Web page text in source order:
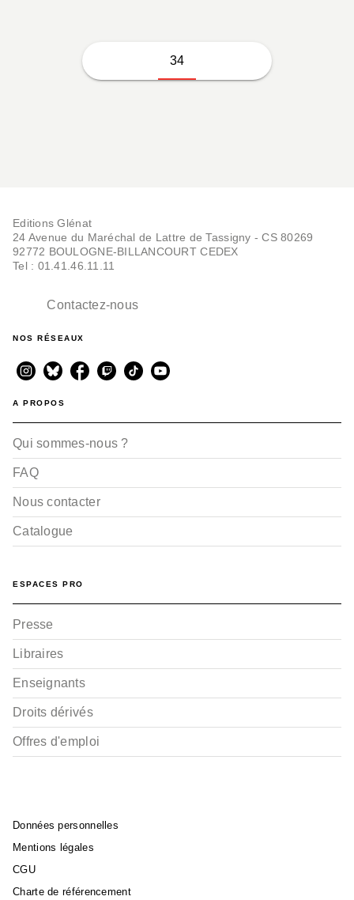
34
Editions Glénat
24 Avenue du Maréchal de Lattre de Tassigny - CS 80269
92772 BOULOGNE-BILLANCOURT CEDEX
Tel : 01.41.46.11.11
Contactez-nous
NOS RÉSEAUX
A PROPOS
Qui sommes-nous ?
FAQ
Nous contacter
Catalogue
ESPACES PRO
Presse
Libraires
Enseignants
Droits dérivés
Offres d'emploi
Données personnelles
Mentions légales
CGU
Charte de référencement